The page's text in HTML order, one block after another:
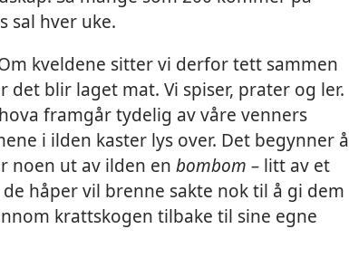
sal hver uke.
kveldene sitter vi derfor tett sammen
blir laget mat. Vi spiser, prater og ler.
framgår tydelig av våre venners
i ilden kaster lys over. Det begynner å
noen ut av ilden en bombom – litt av et
håper vil brenne sakte nok til å gi dem
krattskogen tilbake til sine egne